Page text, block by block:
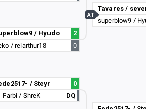
/ Hyudo
2
/ reiarthur18
0
/ Steyr
0
/ ShreK
DQ
Tavares /
superblow9 /
AT